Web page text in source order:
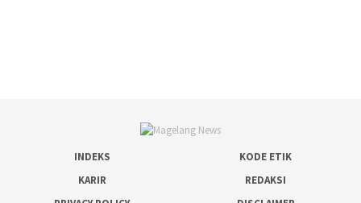
INDEKS
KODE ETIK
KARIR
REDAKSI